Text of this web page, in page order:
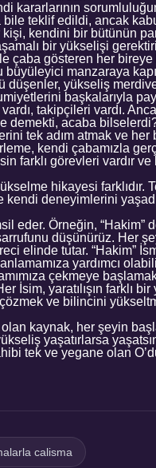
kararlarının
teklif edildi, ancak
kendini bir bütünün
bir yükselişi
çaba gösteren her
büyüleyici manzaraya
düşenler, yükseliş
başkalarıyla
takipçileri vardı.
demekti, acaba
tek adım atmak ve her
kendi çabamızla
farklı görevleri vardır
hikayesi farklıdır.
deneyimlerini
eder. Örneğin, “Hakim”
düşünürüz. Her
elinde tutar. “Hakim”
yardımcı
çekmeye
İsim, yaratılışın farklı
ve bilincini
kaynak, her şeyin
yaşatırlarsa
tek ve yegane olan
calisma